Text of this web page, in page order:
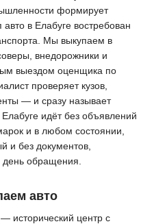
формирует
в Елабуге востребован
Мы выкупаем в
внедорожники и
выездом оценщика по
проверяет кузов,
— и сразу называет
идёт без объявлений
и в любом состоянии,
и без документов,
обращения.
авто
исторический центр с